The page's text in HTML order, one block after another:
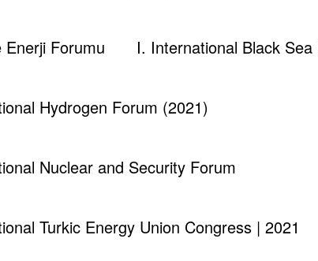
Enerji Forumu I. International Black
Hydrogen Forum (2021)
Nuclear and Security Forum
Turkic Energy Union Congress | 2021
Information.Edit your Profilenow.